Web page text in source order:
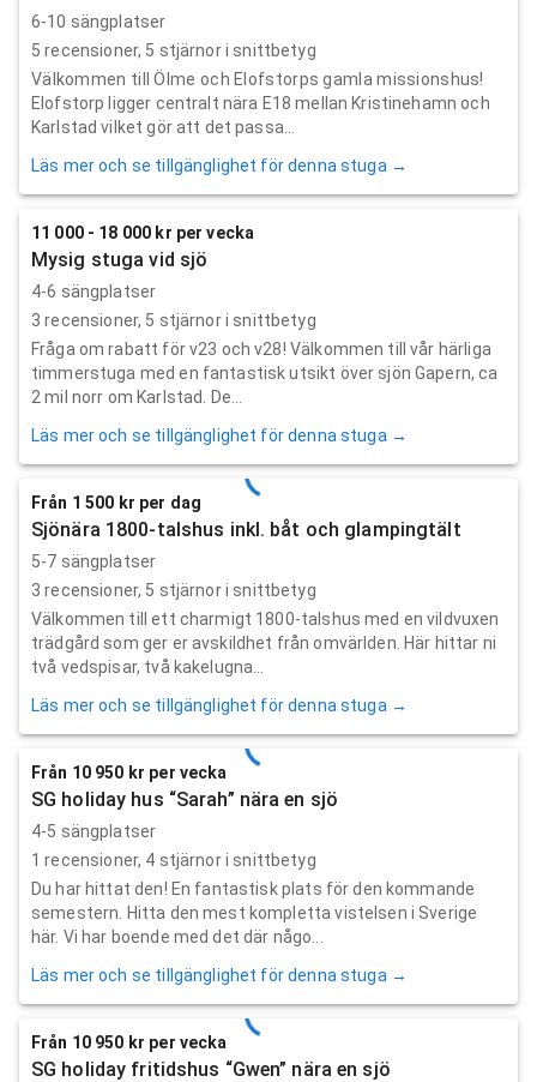
6-10 sängplatser
5 recensioner, 5 stjärnor i snittbetyg
Välkommen till Ölme och Elofstorps gamla missionshus!
Elofstorp ligger centralt nära E18 mellan Kristinehamn och
Karlstad vilket gör att det passa...
Läs mer och se tillgänglighet för denna stuga →
11 000 - 18 000 kr per vecka
Mysig stuga vid sjö
4-6 sängplatser
3 recensioner, 5 stjärnor i snittbetyg
Fråga om rabatt för v23 och v28! Välkommen till vår härliga
timmerstuga med en fantastisk utsikt över sjön Gapern, ca
2 mil norr om Karlstad. De...
Läs mer och se tillgänglighet för denna stuga →
Från 1 500 kr per dag
Sjönära 1800-talshus inkl. båt och glampingtält
5-7 sängplatser
3 recensioner, 5 stjärnor i snittbetyg
Välkommen till ett charmigt 1800-talshus med en vildvuxen
trädgård som ger er avskildhet från omvärlden. Här hittar ni
två vedspisar, två kakelugna...
Läs mer och se tillgänglighet för denna stuga →
Från 10 950 kr per vecka
SG holiday hus “Sarah” nära en sjö
4-5 sängplatser
1 recensioner, 4 stjärnor i snittbetyg
Du har hittat den! En fantastisk plats för den kommande
semestern. Hitta den mest kompletta vistelsen i Sverige
här. Vi har boende med det där någo...
Läs mer och se tillgänglighet för denna stuga →
Från 10 950 kr per vecka
SG holiday fritidshus “Gwen” nära en sjö